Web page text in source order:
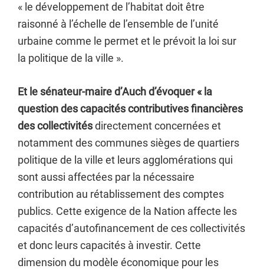
« le développement de l’habitat doit être
raisonné à l’échelle de l’ensemble de l’unité
urbaine comme le permet et le prévoit la loi sur
la politique de la ville ».
Et le sénateur-maire d’Auch d’évoquer « la
question des capacités contributives financières
des collectivitésdirectement concernées et
notamment des communes sièges de quartiers
politique de la ville et leurs agglomérations qui
sont aussi affectées par la nécessaire
contribution au rétablissement des comptes
publics. Cette exigence de la Nation affecte les
capacités d’autofinancement de ces collectivités
et donc leurs capacités à investir. Cette
dimension du modèle économique pour les